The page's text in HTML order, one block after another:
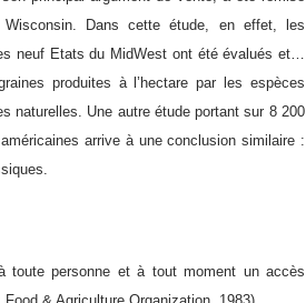
Dans cette étude, en effet, les
neuf Etats du MidWest ont été évalués et…
produites à l’hectare par les espèces
naturelles. Une autre étude portant sur 8 200
arrive à une conclusion similaire :
toute personne et à tout moment un accès